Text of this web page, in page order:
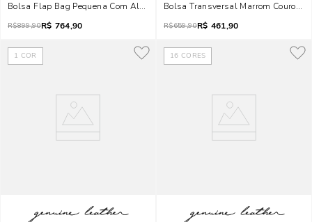
Bolsa Flap Bag Pequena Com Alça Transversal De Couro Matelassê Bege
R$899,90R$ 764,90
Bolsa Transversal Marrom Couro
R$659,90R$ 461,90
1 COR 16 CORES